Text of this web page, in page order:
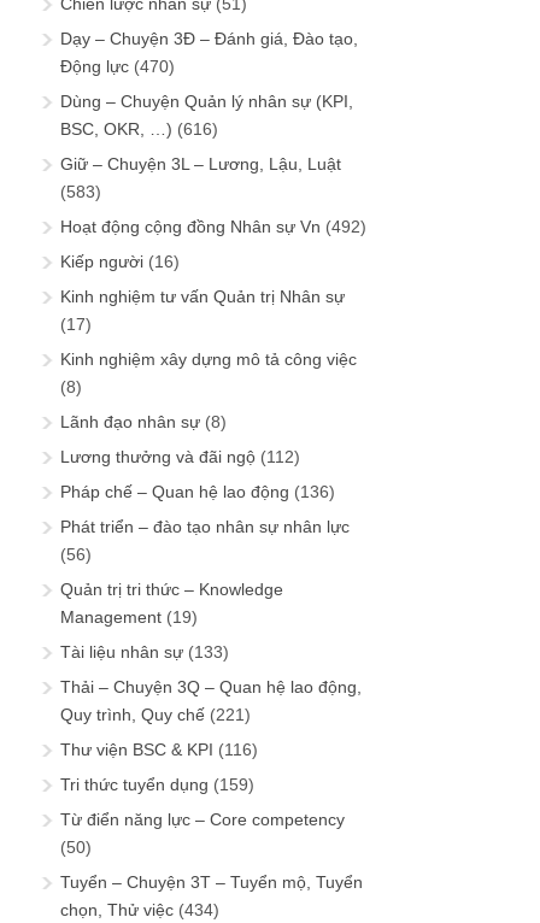
Chiến lược nhân sự (51)
Dạy – Chuyện 3Đ – Đánh giá, Đào tạo,
Động lực (470)
Dùng – Chuyện Quản lý nhân sự (KPI,
BSC, OKR, …) (616)
Giữ – Chuyện 3L – Lương, Lậu, Luật
(583)
Hoạt động cộng đồng Nhân sự Vn (492)
Kiếp người (16)
Kinh nghiệm tư vấn Quản trị Nhân sự
(17)
Kinh nghiệm xây dựng mô tả công việc
(8)
Lãnh đạo nhân sự (8)
Lương thưởng và đãi ngộ (112)
Pháp chế – Quan hệ lao động (136)
Phát triển – đào tạo nhân sự nhân lực
(56)
Quản trị tri thức – Knowledge
Management (19)
Tài liệu nhân sự (133)
Thải – Chuyện 3Q – Quan hệ lao động,
Quy trình, Quy chế (221)
Thư viện BSC & KPI (116)
Tri thức tuyển dụng (159)
Từ điển năng lực – Core competency
(50)
Tuyển – Chuyện 3T – Tuyển mộ, Tuyển
chọn, Thử việc (434)